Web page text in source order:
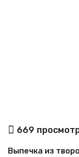
а
в
о
669
Выпечка из